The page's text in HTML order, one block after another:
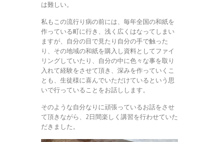
は難しい。
私もこの流行り病の前には、毎年全国の和紙を
作っている町に行き、浅く広くはなってしまい
ますが、自分の目で見たり自分の手で触った
り、その地域の和紙を購入し資料としてファイ
リングしていたり、自分の中に色々な事を取り
入れて経験をさせて頂き、深みを作っていくこ
とも、生徒様に喜んでいただけているという思
いで行っていることをお話しします。
そのような自分なりに頑張っているお話をさせ
て頂きながら、2日間楽しく講習を行わせていた
だきました。